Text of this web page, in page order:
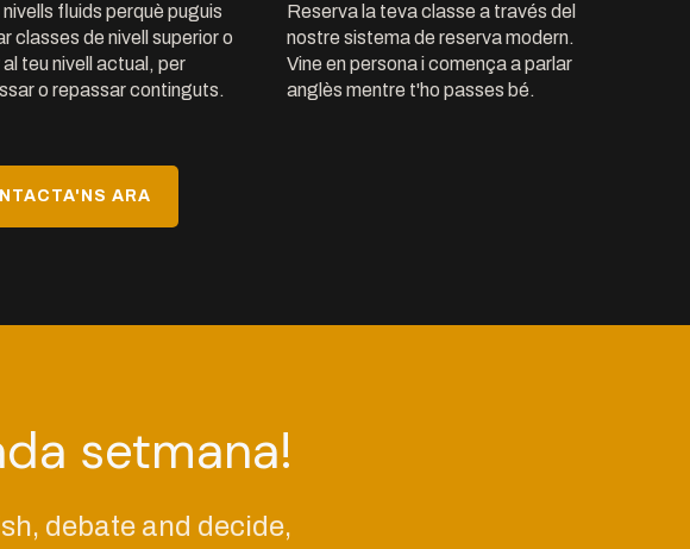
fluids perquè puguis
classes de nivell superior o
teu nivell actual, per
o repassar continguts.
Reserva la teva classe a través del
nostre sistema de reserva modern.
Vine en persona i comença a parlar
anglès mentre t'ho passes bé.
ARA
setmana!
debate and decide,